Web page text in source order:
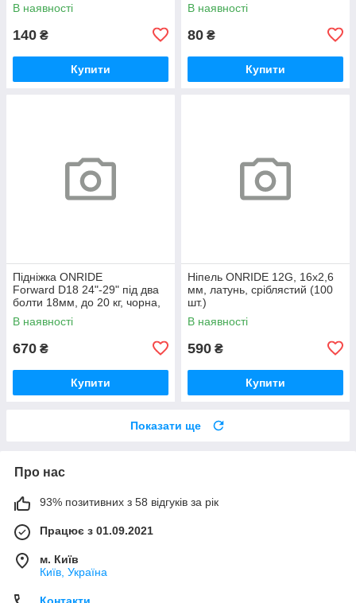
В наявності
140 ₴
Купити
В наявності
80 ₴
Купити
Підніжка ONRIDE
Forward D18 24"-29" під два
болти 18мм, до 20 кг, чорна,
polybag
В наявності
670 ₴
Купити
Ніпель ONRIDE 12G, 16x2,6
мм, латунь, сріблястий (100
шт.)
В наявності
590 ₴
Купити
Показати ще
Про нас
93% позитивних з 58 відгуків за рік
Працює з 01.09.2021
м. Київ
Київ, Україна